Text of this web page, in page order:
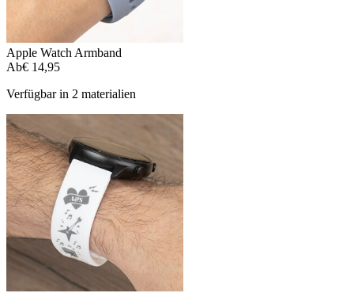
Apple Watch Armband
Ab€ 14,95
Verfügbar in 2 materialien